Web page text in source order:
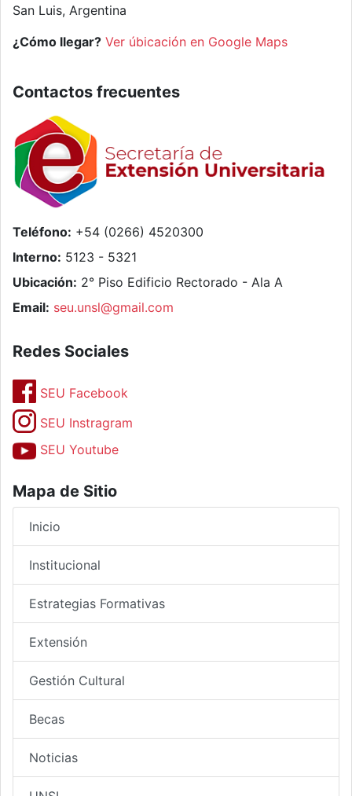
San Luis, Argentina
¿Cómo llegar? Ver úbicación en Google Maps
Contactos frecuentes
Teléfono: +54 (0266) 4520300
Interno: 5123 - 5321
Ubicación: 2° Piso Edificio Rectorado - Ala A
Email: seu.unsl@gmail.com
Redes Sociales
SEU Facebook
SEU Instragram
SEU Youtube
Mapa de Sitio
Inicio
Institucional
Estrategias Formativas
Extensión
Gestión Cultural
Becas
Noticias